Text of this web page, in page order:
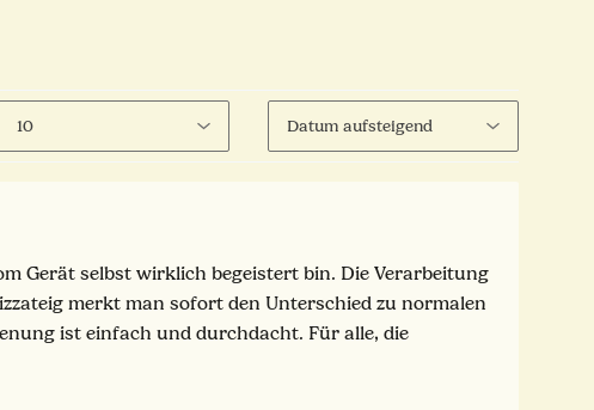
Gerät selbst wirklich begeistert bin. Die Verarbeitung
merkt man sofort den Unterschied zu normalen
ist einfach und durchdacht. Für alle, die